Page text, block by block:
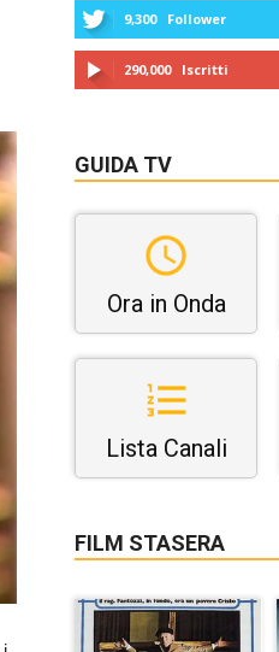
9,300 Follower
290,000 Iscritti
GUIDA TV
Ora in Onda
Lista Canali
FILM STASERA